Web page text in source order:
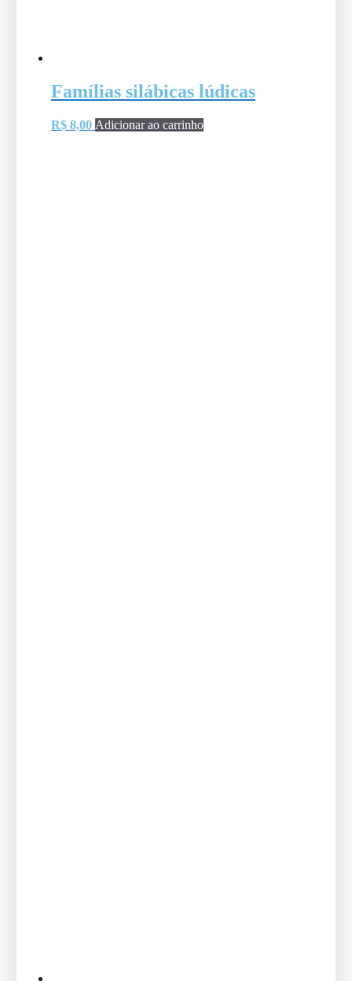
Famílias silábicas lúdicas
R$8,00 Adicionar ao carrinho